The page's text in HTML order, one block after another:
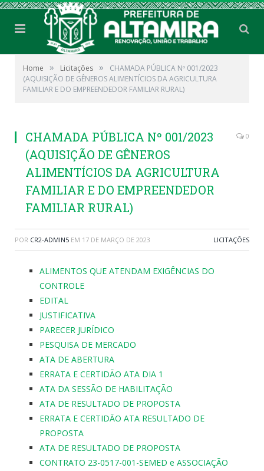
Home » Licitações »
CHAMADA PÚBLICA Nº 001/2023
(AQUISIÇÃO DE GÊNEROS ALIMENTÍCIOS DA AGRICULTURA
FAMILIAR E DO EMPREENDEDOR FAMILIAR RURAL)
CHAMADA PÚBLICA Nº 001/2023
(AQUISIÇÃO DE GÊNEROS
ALIMENTÍCIOS DA AGRICULTURA
FAMILIAR E DO EMPREENDEDOR
FAMILIAR RURAL)
0
POR CR2-ADMIN5 EM 17 DE MARÇO DE 2023 LICITAÇÕES
ALIMENTOS QUE ATENDAM EXIGÊNCIAS DO
CONTROLE
EDITAL
JUSTIFICATIVA
PARECER JURÍDICO
PESQUISA DE MERCADO
ATA DE ABERTURA
ERRATA E CERTIDÃO ATA DIA 1
ATA DA SESSÃO DE HABILITAÇÃO
ATA DE RESULTADO DE PROPOSTA
ERRATA E CERTIDÃO ATA RESULTADO DE
PROPOSTA
ATA DE RESULTADO DE PROPOSTA
CONTRATO 23-0517-001-SEMED e ASSOCIAÇÃO